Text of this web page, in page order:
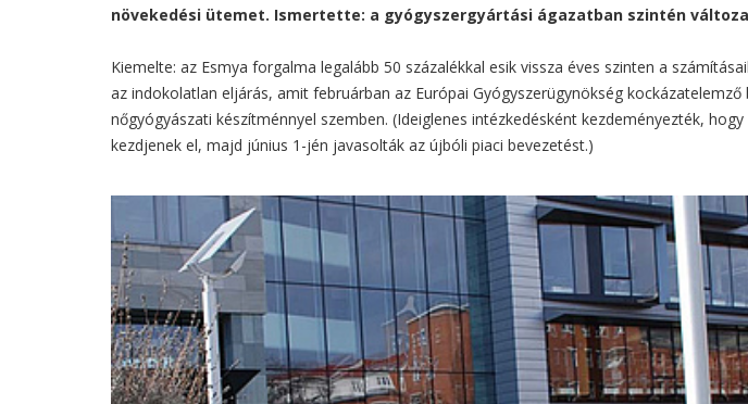
növekedési ütemet. Ismertette: a gyógyszergyártási ágazatban szintén
Kiemelte: az Esmya forgalma legalább 50 százalékkal esik vissza éves szinten a
az indokolatlan eljárás, amit februárban az Európai Gyógyszerügynökség kockázatelemző
nőgyógyászati készítménnyel szemben. (Ideiglenes intézkedésként kezdeményezték,
kezdjenek el, majd június 1-jén javasolták az újbóli piaci bevezetést.)